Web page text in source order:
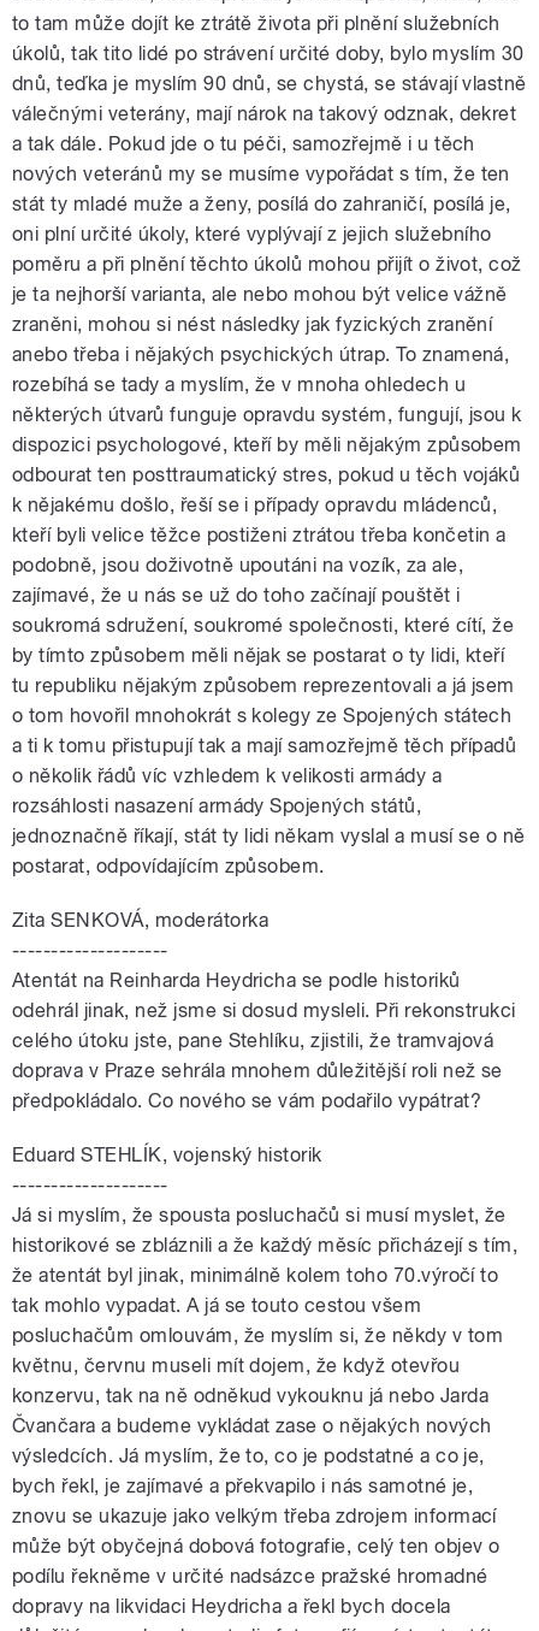
to tam může dojít ke ztrátě života při plnění služebních
úkolů, tak tito lidé po strávení určité doby, bylo myslím 30
dnů, teďka je myslím 90 dnů, se chystá, se stávají vlastně
válečnými veterány, mají nárok na takový odznak, dekret
a tak dále. Pokud jde o tu péči, samozřejmě i u těch
nových veteránů my se musíme vypořádat s tím, že ten
stát ty mladé muže a ženy, posílá do zahraničí, posílá je,
oni plní určité úkoly, které vyplývají z jejich služebního
poměru a při plnění těchto úkolů mohou přijít o život, což
je ta nejhorší varianta, ale nebo mohou být velice vážně
zraněni, mohou si nést následky jak fyzických zranění
anebo třeba i nějakých psychických útrap. To znamená,
rozebíhá se tady a myslím, že v mnoha ohledech u
některých útvarů funguje opravdu systém, fungují, jsou k
dispozici psychologové, kteří by měli nějakým způsobem
odbourat ten posttraumatický stres, pokud u těch vojáků
k nějakému došlo, řeší se i případy opravdu mládenců,
kteří byli velice těžce postiženi ztrátou třeba končetin a
podobně, jsou doživotně upoutáni na vozík, za ale,
zajímavé, že u nás se už do toho začínají pouštět i
soukromá sdružení, soukromé společnosti, které cítí, že
by tímto způsobem měli nějak se postarat o ty lidi, kteří
tu republiku nějakým způsobem reprezentovali a já jsem
o tom hovořil mnohokrát s kolegy ze Spojených státech
a ti k tomu přistupují tak a mají samozřejmě těch případů
o několik řádů víc vzhledem k velikosti armády a
rozsáhlosti nasazení armády Spojených států,
jednoznačně říkají, stát ty lidi někam vyslal a musí se o ně
postarat, odpovídajícím způsobem.
Zita SENKOVÁ, moderátorka
--------------------
Atentát na Reinharda Heydricha se podle historiků
odehrál jinak, než jsme si dosud mysleli. Při rekonstrukci
celého útoku jste, pane Stehlíku, zjistili, že tramvajová
doprava v Praze sehrála mnohem důležitější roli než se
předpokládalo. Co nového se vám podařilo vypátrat?
Eduard STEHLÍK, vojenský historik
--------------------
Já si myslím, že spousta posluchačů si musí myslet, že
historikové se zbláznili a že každý měsíc přicházejí s tím,
že atentát byl jinak, minimálně kolem toho 70.výročí to
tak mohlo vypadat. A já se touto cestou všem
posluchačům omlouvám, že myslím si, že někdy v tom
květnu, červnu museli mít dojem, že když otevřou
konzervu, tak na ně odněkud vykouknu já nebo Jarda
Čvančara a budeme vykládat zase o nějakých nových
výsledcích. Já myslím, že to, co je podstatné a co je,
bych řekl, je zajímavé a překvapilo i nás samotné je,
znovu se ukazuje jako velkým třeba zdrojem informací
může být obyčejná dobová fotografie, celý ten objev o
podílu řekněme v určité nadsázce pražské hromadné
dopravy na likvidaci Heydricha a řekl bych docela